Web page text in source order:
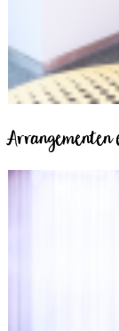
Arrangementen